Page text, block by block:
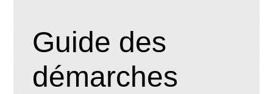
Guide des
démarches